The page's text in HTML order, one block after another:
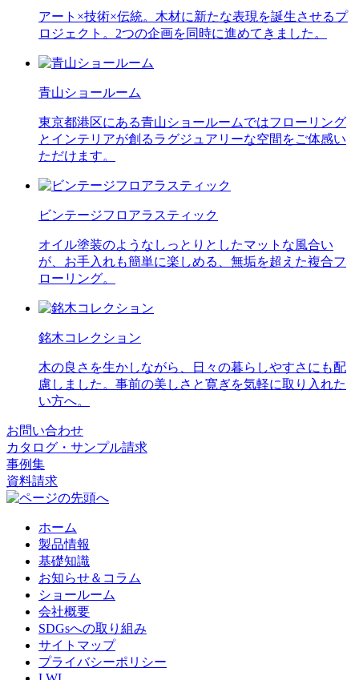
アート×技術×伝統。木材に新たな表現を誕生させるプ
ロジェクト。2つの企画を同時に進めてきました。
青山ショールーム
東京都港区にある青山ショールームではフローリング
とインテリアが創るラグジュアリーな空間をご体感い
ただけます。
ビンテージフロアラスティック
オイル塗装のようなしっとりとしたマットな風合い
が、お手入れも簡単に楽しめる、無垢を超えた複合フ
ローリング。
銘木コレクション
木の良さを生かしながら、日々の暮らしやすさにも配
慮しました。事前の美しさと寛ぎを気軽に取り入れた
い方へ。
お問い合わせ
カタログ・サンプル請求
事例集
資料請求
ホーム
製品情報
基礎知識
お知らせ＆コラム
ショールーム
会社概要
SDGsへの取り組み
サイトマップ
プライバシーポリシー